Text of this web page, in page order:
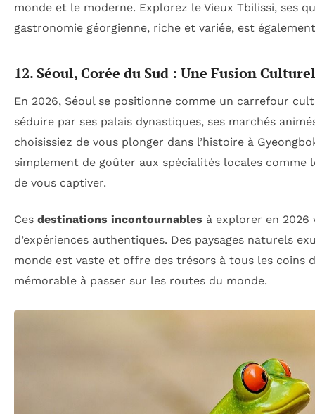
monde et le moderne. Explorez le Vieux Tbilissi, ses
gastronomie géorgienne, riche et variée, est
12. Séoul, Corée du Sud : Une Fusion
En 2026, Séoul se positionne comme un carrefour
séduire par ses palais dynastiques, ses marchés
choisissiez de vous plonger dans l’histoire à
simplement de goûter aux spécialités locales comme
de vous captiver.
Ces destinations incontournables à explorer en 2026
d’expériences authentiques. Des paysages naturels
monde est vaste et offre des trésors à tous les coins
mémorable à passer sur les routes du monde.